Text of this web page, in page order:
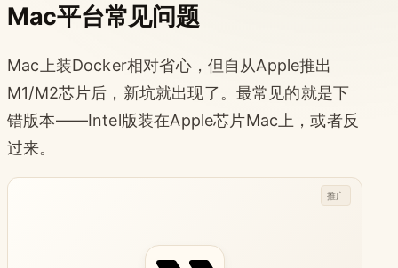
Mac平台常见问题
Mac上装Docker相对省心，但自从Apple推出
M1/M2芯片后，新坑就出现了。最常见的就是下
错版本——Intel版装在Apple芯片Mac上，或者反
过来。
推广